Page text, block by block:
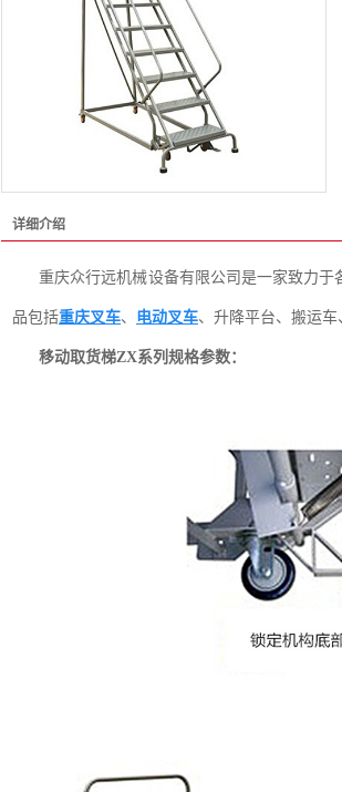
详细介绍
重庆众行远机械设备有限公司是一家致力
品包括重庆叉车、 电动叉车、升降平台、搬运车
移动取货梯ZX系列规格参数：